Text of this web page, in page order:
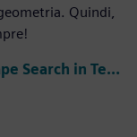
Quindi,
Leggi il blog: Risultati di Geolus Shape Search in Teamcenter